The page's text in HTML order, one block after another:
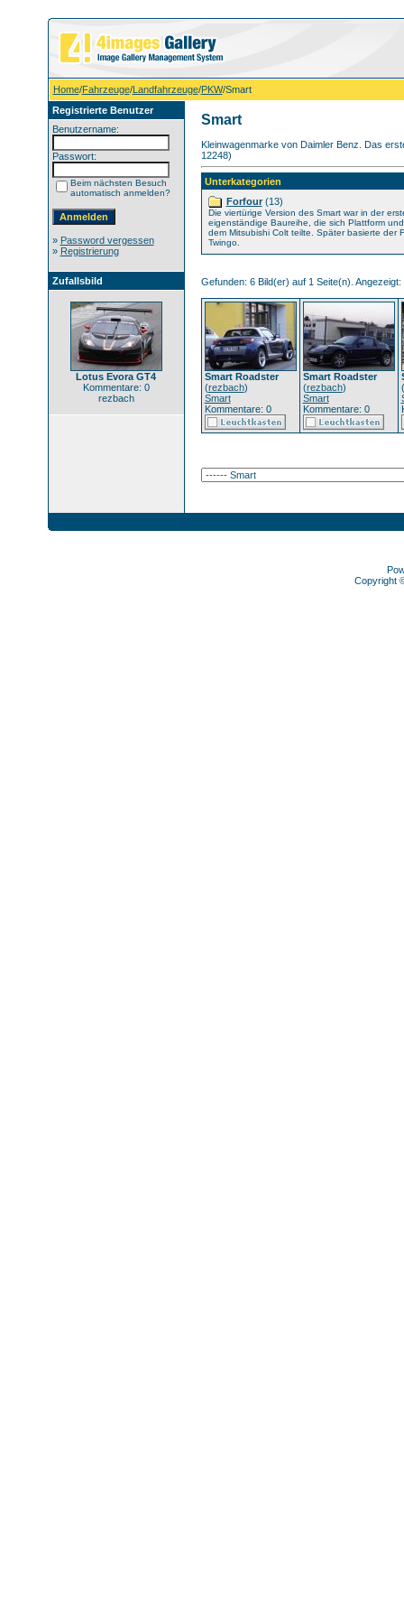
Home/Fahrzeuge/Landfahrzeuge/PKW/Smart
Registrierte Benutzer
Benutzername:
Passwort:
Beim nächsten Besuch
automatisch anmelden?
» Password vergessen
» Registrierung
Zufallsbild
Lotus Evora GT4
Kommentare: 0
rezbach
Smart
Kleinwagenmarke von Daimler Benz. Das
12248)
Unterkategorien
Forfour(13)
Die viertürige Version des Smart war in der
eigenständige Baureihe, die sich Plattform
dem Mitsubishi Colt teilte. Später basierte der
Twingo.
Gefunden: 6 Bild(er) auf 1 Seite(n). Angezeigt:
Smart Roadster
(rezbach)
Smart
Kommentare: 0
Smart Roadster
(rezbach)
Smart
Kommentare: 0
(
Copyright